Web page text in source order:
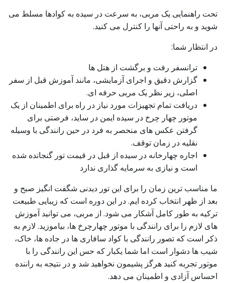
تحت راهنمایی یک مربی، به سرعت در سیده به کوادها مسلط می
شوید و به راحتی آنها را کنترل می کنید.
در انتظار شما:
ترانسفر رفت و برگشت از هتل ها
گزارش دقیق و اجرای آزمایشی، مانند آموزش قبل از سفر
اصلی، زیر نظر یک مربی حرفه ای.
دریافت تمام تجهیزات مورد نیاز در راه برای اطمینان از یک
موتور چهار چرخ در سیده ایمن در ساید، فرصتی برای
گرفتن عکس های منحصر به فرد در حین رانندگی با وسیله
نقلیه در زمان توقف.
اجاره چهارخانه در سیده از قبل در قیمت تور گنجانده شده
است و نیازی به سرمایه گذاری ندارد
ما مناسب ترین زمان را برای این تور دیدنی شگفت انگیز صبح و
بعد از ظهر انتخاب کرده ایم. در این دوره است که زیبایی طبیعت
ترکیه به طور کامل آشکار می شود. از مربی، می توانید آموزش
های لازم را برای رانندگی با موتور چهارچرخ ها، بیاموزید. لازم به
ذکر است که تصور رانندگی با کواد سافاری ها در جاده ها، خاک،
شیب ها دشوار است اما شما یکبار که حس این رانندگی را با
موتور تجربه کنید هرگز پشیمون نخواهید شد و در نتیجه به راننده
احساس آزادی و اطمینان می دهد.